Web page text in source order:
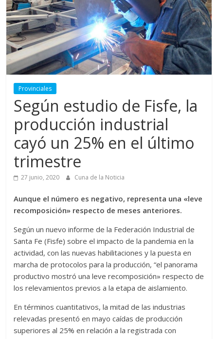
Provinciales
Según estudio de Fisfe, la
producción industrial
cayó un 25% en el último
trimestre
27 junio, 2020 Cuna de la Noticia
Aunque el número es negativo, representa una «leve
recomposición» respecto de meses anteriores.
Según un nuevo informe de la Federación Industrial de
Santa Fe (Fisfe) sobre el impacto de la pandemia en la
actividad, con las nuevas habilitaciones y la puesta en
marcha de protocolos para la producción, “el panorama
productivo mostró una leve recomposición» respecto de
los relevamientos previos a la etapa de aislamiento.
En términos cuantitativos, la mitad de las industrias
relevadas presentó en mayo caídas de producción
superiores al 25% en relación a la registrada con